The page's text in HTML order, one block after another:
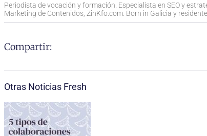
Periodista de vocación y formación. Especialista en SEO y
Marketing de Contenidos, ZinKfo.com. Born in Galicia y
Compartir:
Otras Noticias Fresh